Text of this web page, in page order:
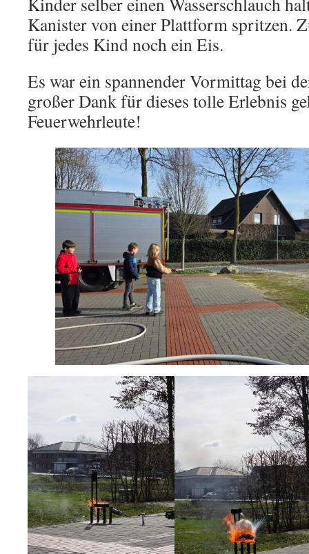
Kanister von einer Plattform spritzen.
für jedes Kind noch ein Eis.
Es war ein spannender Vormittag bei
großer Dank für dieses tolle Erlebnis
Feuerwehrleute!